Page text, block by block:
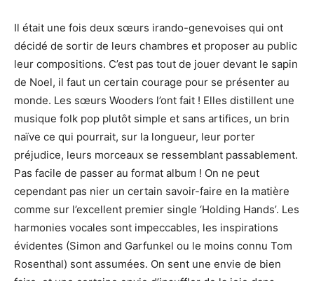
Il était une fois deux sœurs irando-genevoises qui ont
décidé de sortir de leurs chambres et proposer au public
leur compositions. C’est pas tout de jouer devant le sapin
de Noel, il faut un certain courage pour se présenter au
monde. Les sœurs Wooders l’ont fait ! Elles distillent une
musique folk pop plutôt simple et sans artifices, un brin
naïve ce qui pourrait, sur la longueur, leur porter
préjudice, leurs morceaux se ressemblant passablement.
Pas facile de passer au format album ! On ne peut
cependant pas nier un certain savoir-faire en la matière
comme sur l’excellent premier single ‘Holding Hands’. Les
harmonies vocales sont impeccables, les inspirations
évidentes (Simon and Garfunkel ou le moins connu Tom
Rosenthal) sont assumées. On sent une envie de bien